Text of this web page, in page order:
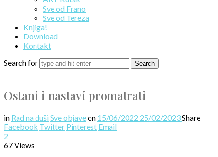
Sve od Frano
Sve od Tereza
Knjiga!
Download
Kontakt
Search for
Ostani i nastavi promatrati
in Rad na duši Sve objaveon 15/06/2022 25/02/2023Share
Facebook Twitter Pinterest Email
2
67 Views